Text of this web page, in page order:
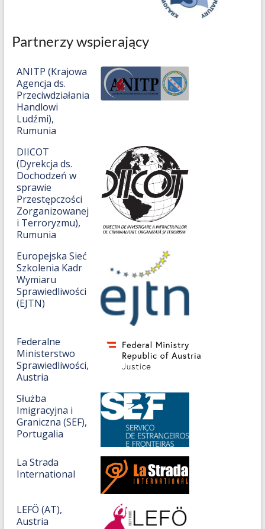
Partnerzy wspierający
ANITP (Krajowa
Agencja ds.
Przeciwdziałania
Handlowi
Ludźmi),
Rumunia
DIICOT
(Dyrekcja ds.
Dochodzeń w
sprawie
Przestępczości
Zorganizowanej
i Terroryzmu),
Rumunia
Europejska Sieć
Szkolenia Kadr
Wymiaru
Sprawiedliwości
(EJTN)
Federalne
Ministerstwo
Sprawiedliwości,
Austria
Służba
Imigracyjna i
Graniczna (SEF),
Portugalia
La Strada
International
LEFÖ (AT),
Austria